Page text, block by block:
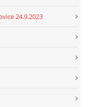
24.9.2023